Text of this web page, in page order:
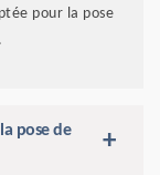
pour la pose
pose de